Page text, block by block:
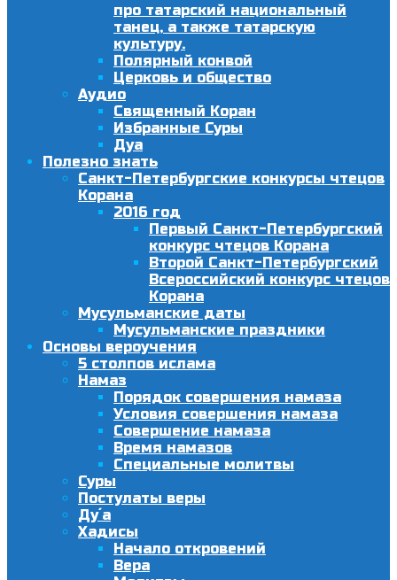
про татарский национальный
танец, а также татарскую
культуру.
Полярный конвой
Церковь и общество
Аудио
Священный Коран
Избранные Суры
Дуа
Полезно знать
Санкт-Петербургские конкурсы чтецов
Корана
2016 год
Первый Санкт-Петербургский
конкурс чтецов Корана
Второй Санкт-Петербургский
Всероссийский конкурс чтецов
Корана
Мусульманские даты
Мусульманские праздники
Основы вероучения
5 столпов ислама
Намаз
Порядок совершения намаза
Условия совершения намаза
Совершение намаза
Время намазов
Специальные молитвы
Суры
Постулаты веры
Ду´а
Хадисы
Начало откровений
Вера